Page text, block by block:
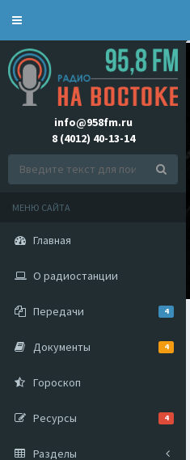
Toggle
info@958fm.ru
8 (4012) 40-13-14
МЕНЮ САЙТА
Главная
О радиостанции
Передачи 4
Документы 4
Гороскоп
Ресурсы 4
Разделы